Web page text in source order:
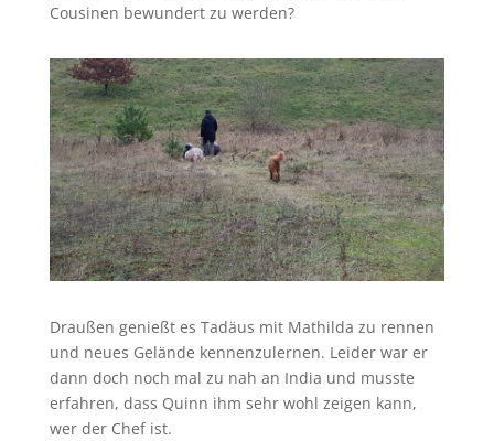
Cousinen bewundert zu werden?
Draußen genießt es Tadäus mit Mathilda zu rennen
und neues Gelände kennenzulernen. Leider war er
dann doch noch mal zu nah an India und musste
erfahren, dass Quinn ihm sehr wohl zeigen kann,
wer der Chef ist.